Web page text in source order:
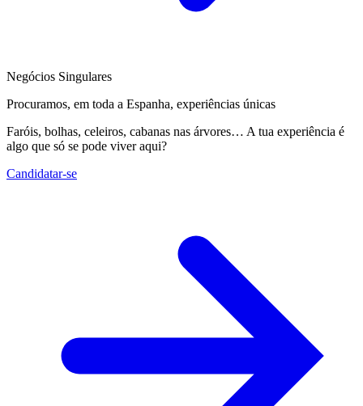
Negócios Singulares
Procuramos, em toda a Espanha, experiências únicas
Faróis, bolhas, celeiros, cabanas nas árvores… A tua experiência é
algo que só se pode viver aqui?
Candidatar-se